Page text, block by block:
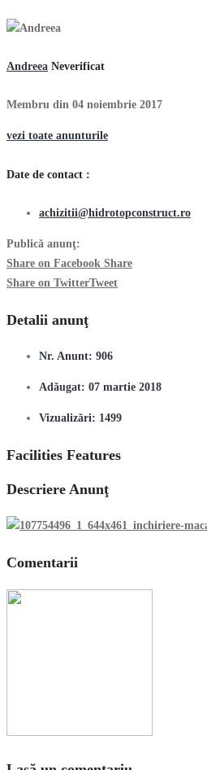
Andreea Neverificat
Membru din 04 noiembrie 2017
vezi toate anunturile
Date de contact :
achizitii@hidrotopconstruct.ro
Publică anunţ:
Share on Facebook Share
Share on TwitterTweet
Detalii anunţ
Nr. Anunt: 906
Adăugat: 07 martie 2018
Vizualizări: 1499
Facilities Features
Descriere Anunţ
Comentarii